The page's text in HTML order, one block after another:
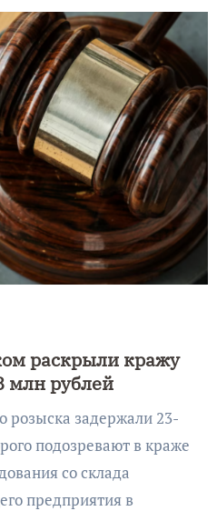
раскрыли кражу
млн рублей
подозревают в краже
со склада
предприятия в